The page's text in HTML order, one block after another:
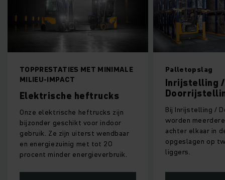
TOPPRESTATIES MET MINIMALE
MILIEU-IMPACT
Elektrische heftrucks
Onze elektrische heftrucks zijn
bijzonder geschikt voor indoor
gebruik. Ze zijn uiterst wendbaar
en energiezuinig met tot 20
procent minder energieverbruik.
Palletopslag
Inrijstelling /
Bij Inrijstelling /
worden
achter elkaar in
opgeslagen op
liggers.